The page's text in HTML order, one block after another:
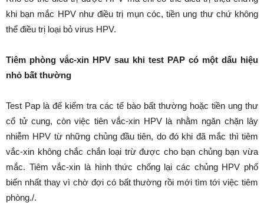
khi bạn mắc HPV như điều trị mụn cóc, tiền ung thư chứ không
thể điều trị loại bỏ virus HPV.
Tiêm phòng vắc-xin HPV sau khi test PAP có một dấu hiệu
nhỏ bất thường
Test Pap là để kiểm tra các tế bào bất thường hoặc tiền ung thư
cổ tử cung, còn việc tiên vắc-xin HPV là nhằm ngăn chặn lây
nhiễm HPV từ những chủng đầu tiên, do đó khi đã mắc thì tiêm
vắc-xin không chắc chắn loại trừ được cho bạn chủng bạn vừa
mắc. Tiêm vắc-xin là hình thức chống lại các chủng HPV phổ
biến nhất thay vì chờ đợi có bất thường rồi mới tìm tới việc tiêm
phòng./.